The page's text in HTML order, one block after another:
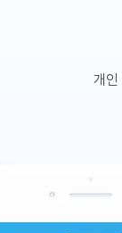
개인